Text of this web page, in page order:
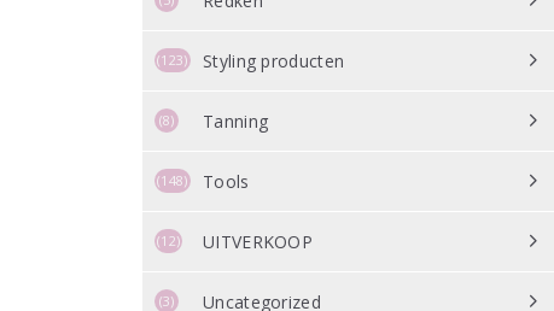
Styling producten
(123)
Tanning
(8)
Tools
(148)
UITVERKOOP
(12)
Uncategorized
(3)